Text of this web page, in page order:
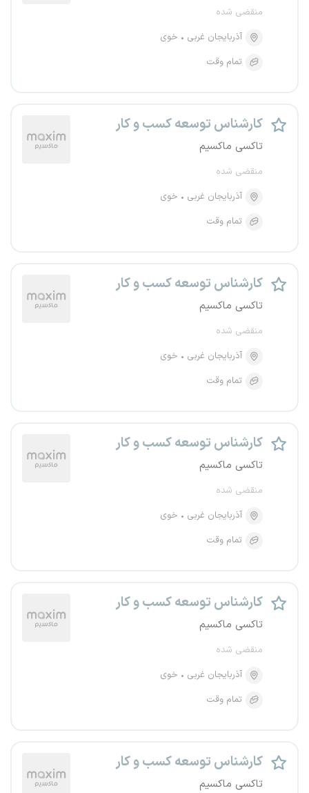
منقضی شده
آذربایجان غربی
خوی
تمام وقت
کارشناس توسعه کسب و کار
تاکسی ماکسیم
منقضی شده
آذربایجان غربی
خوی
تمام وقت
کارشناس توسعه کسب و کار
تاکسی ماکسیم
منقضی شده
آذربایجان غربی
خوی
تمام وقت
کارشناس توسعه کسب و کار
تاکسی ماکسیم
منقضی شده
آذربایجان غربی
خوی
تمام وقت
کارشناس توسعه کسب و کار
تاکسی ماکسیم
منقضی شده
آذربایجان غربی
خوی
تمام وقت
کارشناس توسعه کسب و کار
تاکسی ماکسیم